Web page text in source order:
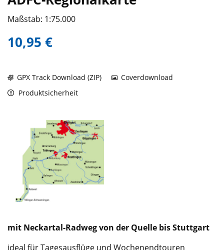
Maßstab: 1:75.000
10,95 €
GPX Track Download (ZIP)
Coverdownload
Produktsicherheit
mit Neckartal-Radweg von der Quelle bis Stuttgart
ideal für Tagesausflüge und Wochenendtouren